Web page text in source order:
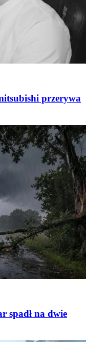
przerywa
spadł na dwie